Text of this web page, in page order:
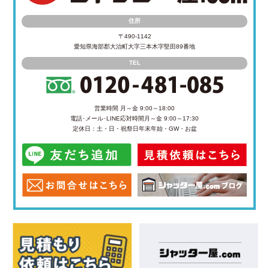
住所
〒490-1142
愛知県海部郡大治町大字三本木字堅田89番地
TEL
営業時間 月～金 9:00～18:00
電話･メール･LINE応対時間 月～金 9:00～17:30
定休日：土・日・祝祭日年末年始・GW・お盆